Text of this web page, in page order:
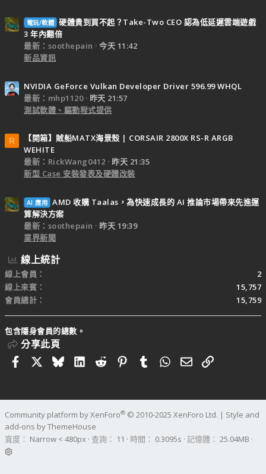
電玩/軟體 硬體貴到買不起？Take-Two CEO 認為低延遲雲端遊戲
3 年內翻倍
最新：soothepain
今天 11:42
新品資訊
NVIDIA GeForce Vulkan Developer Driver 596.99 WHQL
最新：mhp1120
昨天 21:57
測試軟體、驅動程式提供
R
【開箱】賊船MATX海景殼 | CORSAIR 2800X RS-R ARGB
WEHITE
最新：RickWang0412
昨天 21:35
新型 Case 安裝發表及硬體改裝
AI 應用 AMD 收購 Taalas，為快速成長的 AI 推論市場帶來先進運
算解決方案
最新：soothepain
昨天 19:39
業界新聞
線上統計
線上會員
2
線上來賓
15,757
會員總計
15,759
包含隱身會員的總數。
分享此頁
FacebookBlueskyLinkedIn
RedditPinterestTumblrWhatsApp
電子郵件
連結
Community platform by XenForo® © 2010-2025 XenForo Ltd. | Style and
add-ons by ThemeHouse
寬度
查詢 11 時間 0.3095s 記憶體 25.04MB